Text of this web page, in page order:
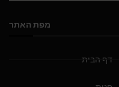
מפת האתר
דף הבית